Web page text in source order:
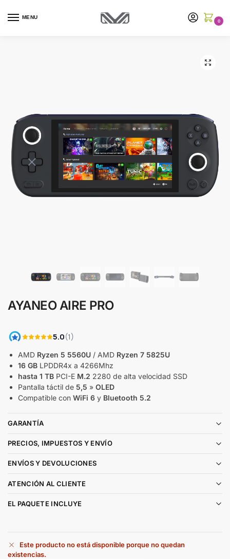
MENU
0
AYANEO AIRE PRO
AMD Ryzen 5 5560U / AMD Ryzen 7 5825U
16 GB LPDDR4x a 4266Mhz
hasta 1 TB PCI-E M.2 2280 de alta velocidad SSD
Pantalla táctil de 5,5 » OLED
Compatible con WiFi 6 y Bluetooth 5.2
GARANTÍA
PRECIOS, IMPUESTOS Y ENVÍO
ENVÍOS Y DEVOLUCIONES
ATENCIÓN AL CLIENTE
EL PAQUETE INCLUYE
Este producto no está disponible porque no quedan
existencias.